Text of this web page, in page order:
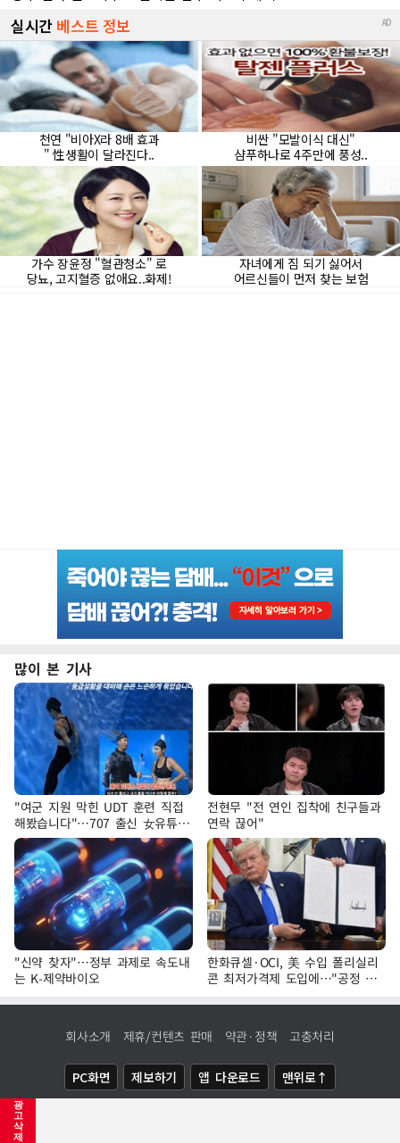
광
고
삭
제
많이 본 기사
"여군 지원 막힌 UDT 훈련 직접
해봤습니다"…707 출신 女유튜버
'완벽 소화'
전현무 "전 연인 집착에 친구들과
연락 끊어"
"신약 찾자"…정부 과제로 속도내
는 K-제약바이오
한화큐셀·OCI, 美 수입 폴리실리
콘 최저가격제 도입에…"공정 경
쟁·수익성 개선 환영"
회사소개 제휴/컨텐츠 판매 약관·정책 고충처리
PC화면 제보하기 앱 다운로드 맨위로↑